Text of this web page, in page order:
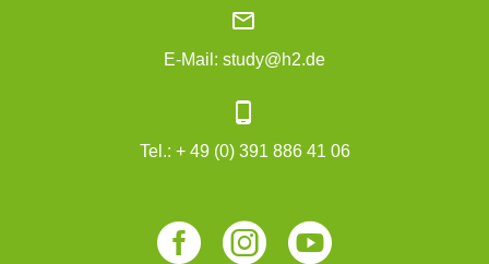


E-Mail: study@h2.de


Tel.: + 49 (0) 391 886 41 06